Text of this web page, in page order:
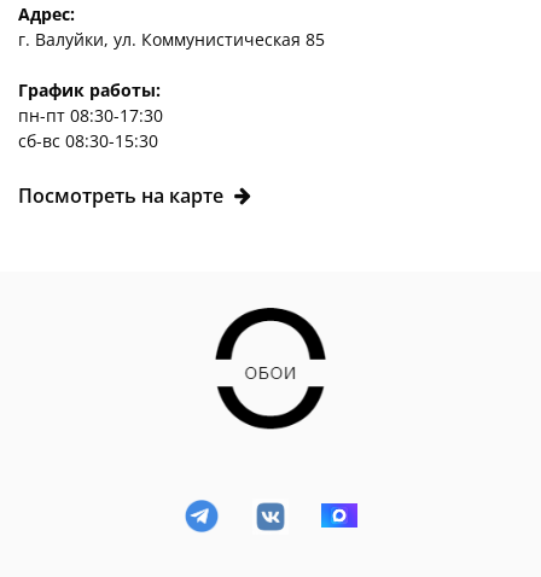
Адрес:
г. Валуйки, ул. Коммунистическая 85
График работы:
пн-пт 08:30-17:30
сб-вс 08:30-15:30
Посмотреть на карте